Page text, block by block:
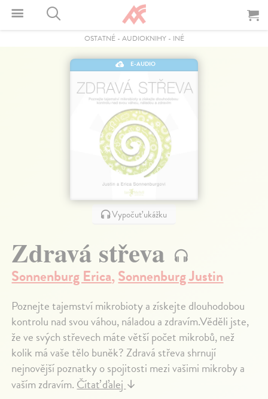
OSTATNÉ- AUDIOKNIHY- INÉ
E-AUDIO
Vypočuť ukážku
Zdravá střeva
Sonnenburg Erica,Sonnenburg Justin
Poznejte tajemství mikrobioty a získejte dlouhodobou
kontrolu nad svou váhou, náladou a zdravím.Věděli jste,
že ve svých střevech máte větší počet mikrobů, než
kolik má vaše tělo buněk? Zdravá střeva shrnují
nejnovější poznatky o spojitosti mezi vašimi mikroby a
vaším zdravím.Čítať ďalej↓